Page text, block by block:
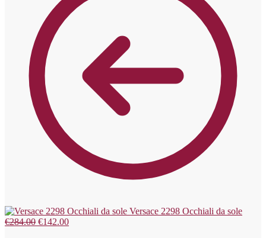
Versace 2298 Occhiali da sole
€284.00 €142.00